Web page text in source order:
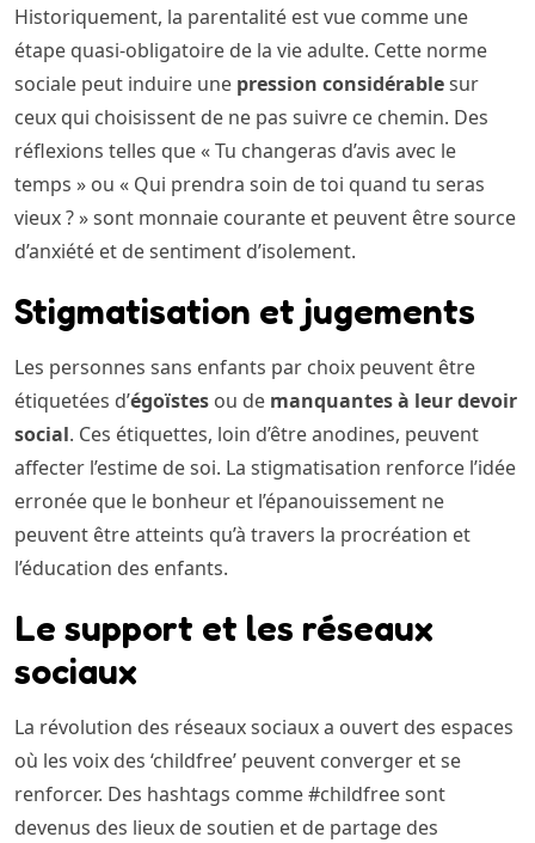
Historiquement, la parentalité est vue comme une
étape quasi-obligatoire de la vie adulte. Cette norme
sociale peut induire une pression considérablesur
ceux qui choisissent de ne pas suivre ce chemin. Des
réflexions telles que « Tu changeras d’avis avec le
temps » ou « Qui prendra soin de toi quand tu seras
vieux ? » sont monnaie courante et peuvent être source
d’anxiété et de sentiment d’isolement.
Stigmatisation et jugements
Les personnes sans enfants par choix peuvent être
étiquetées d’égoïstes ou de manquantes à leur devoir
social. Ces étiquettes, loin d’être anodines, peuvent
affecter l’estime de soi. La stigmatisation renforce l’idée
erronée que le bonheur et l’épanouissement ne
peuvent être atteints qu’à travers la procréation et
l’éducation des enfants.
Le support et les réseaux
sociaux
La révolution des réseaux sociaux a ouvert des espaces
où les voix des ‘childfree’ peuvent converger et se
renforcer. Des hashtags comme #childfree sont
devenus des lieux de soutien et de partage des